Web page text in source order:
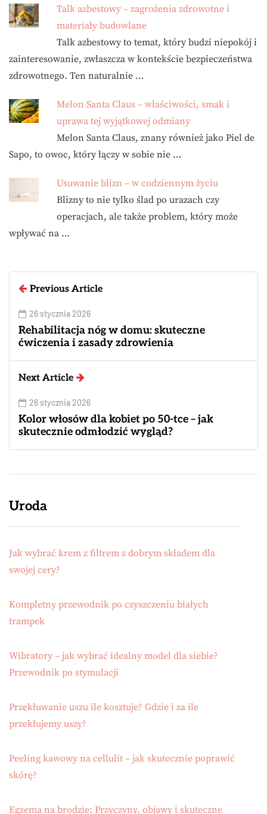
Talk azbestowy – zagrożenia zdrowotne i
materiały budowlane
Talk azbestowy to temat, który budzi niepokój i
zainteresowanie, zwłaszcza w kontekście bezpieczeństwa
zdrowotnego. Ten naturalnie …
Melon Santa Claus – właściwości, smak i
uprawa tej wyjątkowej odmiany
Melon Santa Claus, znany również jako Piel de
Sapo, to owoc, który łączy w sobie nie …
Usuwanie blizn – w codziennym życiu
Blizny to nie tylko ślad po urazach czy
operacjach, ale także problem, który może
wpływać na …
Previous Article
26 stycznia 2026
Rehabilitacja nóg w domu: skuteczne
ćwiczenia i zasady zdrowienia
Next Article
26 stycznia 2026
Kolor włosów dla kobiet po 50-tce – jak
skutecznie odmłodzić wygląd?
Uroda
Jak wybrać krem z filtrem z dobrym składem dla
swojej cery?
Kompletny przewodnik po czyszczeniu białych
trampek
Wibratory – jak wybrać idealny model dla siebie?
Przewodnik po stymulacji
Przekłuwanie uszu ile kosztuje? Gdzie i za ile
przekłujemy uszy?
Peeling kawowy na cellulit – jak skutecznie poprawić
skórę?
Egzema na brodzie: Przyczyny, objawy i skuteczne